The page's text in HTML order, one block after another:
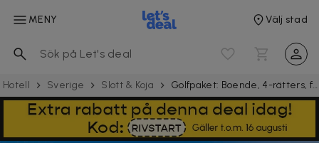
MENY Välj stad
Hotell Sverige Slott & Koja Golfpaket: Boende, 4-rätters, frukost & greenfee för 2 hos Hotel Malmköping